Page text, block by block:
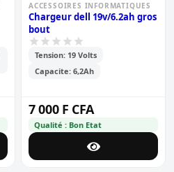
ACCESSOIRES INFORMATIQUES
Chargeur dell 19v/6.2ah gros
bout
Tension: 19 Volts
Capacite: 6,2Ah
7 000 F CFA
Qualité : Bon Etat